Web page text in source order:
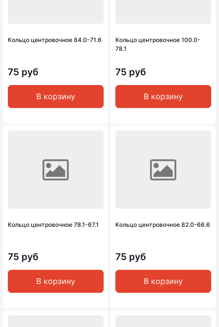
Кольцо центровочное 84.0-71.6
75 руб
В корзину
Кольцо центровочное 100.0-
78.1
75 руб
В корзину
Кольцо центровочное 78.1-67.1
75 руб
В корзину
Кольцо центровочное 82.0-66.6
75 руб
В корзину